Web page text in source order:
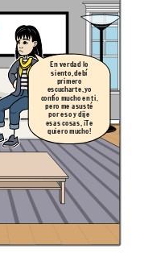
En verdad lo
siento, debí
primero
escucharte, yo
confío mucho en ti,
pero me asusté
por eso y dije
esas cosas, ¡Te
quiero mucho!